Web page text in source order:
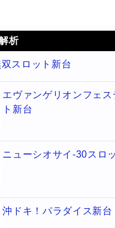
析
スロット新台
エヴァンゲリオンフェス
ト新台
ニューシオサイ-30スロ
沖ドキ！パラダイス新台